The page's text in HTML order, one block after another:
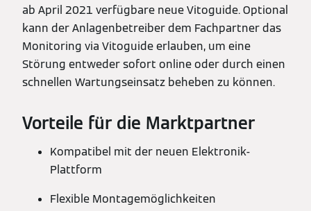
ab April 2021 verfügbare neue Vitoguide. Optional
kann der Anlagenbetreiber dem Fachpartner das
Monitoring via Vitoguide erlauben, um eine
Störung entweder sofort online oder durch einen
schnellen Wartungseinsatz beheben zu können.
Vorteile für die Marktpartner
Kompatibel mit der neuen Elektronik-
Plattform
Flexible Montagemöglichkeiten